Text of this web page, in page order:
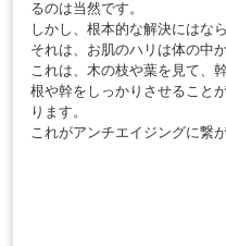
るのは当然です。
しかし、根本的な解決にはな
それは、お肌のハリは体の中
これは、木の枝や葉を見て、
根や幹をしっかりさせること
ります。
これがアンチエイジングに繋